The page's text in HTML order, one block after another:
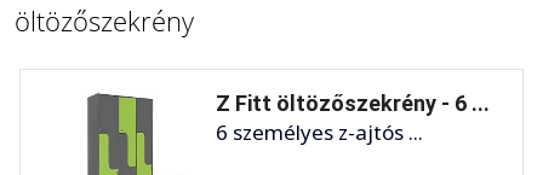
öltözőszekrény
Z Fitt öltözőszekrény - 6 ...
6 személyes z-ajtós ...